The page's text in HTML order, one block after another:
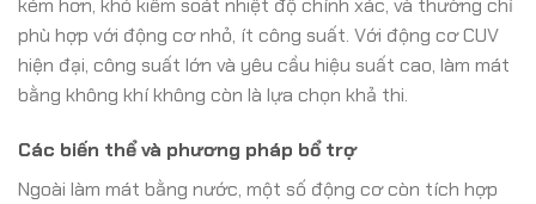
kém hơn, khó kiểm soát nhiệt độ chính xác, và thường chỉ
phù hợp với động cơ nhỏ, ít công suất. Với động cơ CUV
hiện đại, công suất lớn và yêu cầu hiệu suất cao, làm mát
bằng không khí không còn là lựa chọn khả thi.
Các biến thể và phương pháp bổ trợ
Ngoài làm mát bằng nước, một số động cơ còn tích hợp